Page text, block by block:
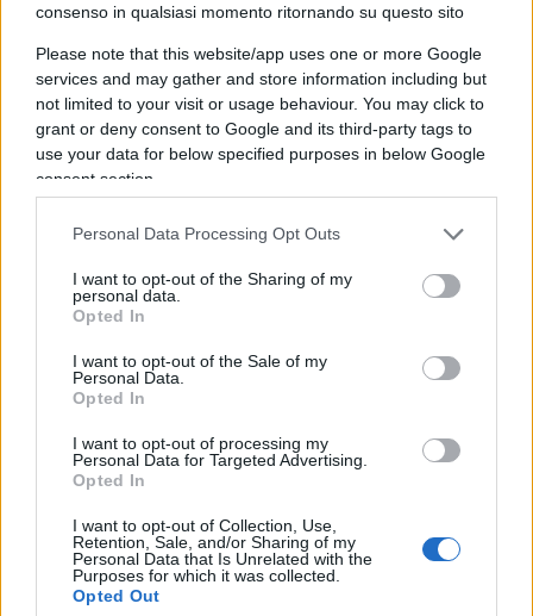
consenso in qualsiasi momento ritornando su questo sito
Please note that this website/app uses one or more Google
services and may gather and store information including but
not limited to your visit or usage behaviour. You may click to
grant or deny consent to Google and its third-party tags to
use your data for below specified purposes in below Google
consent section.
Personal Data Processing Opt Outs
I want to opt-out of the Sharing of my
personal data.
Opted In
I want to opt-out of the Sale of my
Personal Data.
Opted In
I want to opt-out of processing my
Personal Data for Targeted Advertising.
Opted In
I want to opt-out of Collection, Use,
Retention, Sale, and/or Sharing of my
Personal Data that Is Unrelated with the
Purposes for which it was collected.
Opted Out
00:00 01:55
Commenta per primo
SEDUTE SATIRICHE
Vai all'archivio delle vignette